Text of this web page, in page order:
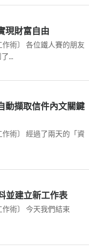
現財富自由
術〕 各位鐵人賽的朋友
...
動擷取信件內文關鍵
術〕 經過了兩天的「資
並建立新工作表
術〕 今天我們結束